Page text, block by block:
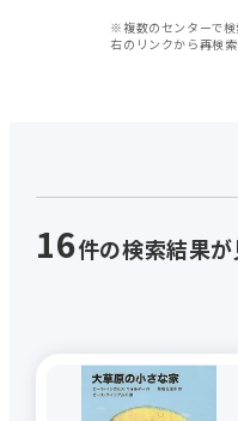
場所選択(1)
曜日･時間で
※複数のセンターで
右のリンクから再検
16件の検索結果が